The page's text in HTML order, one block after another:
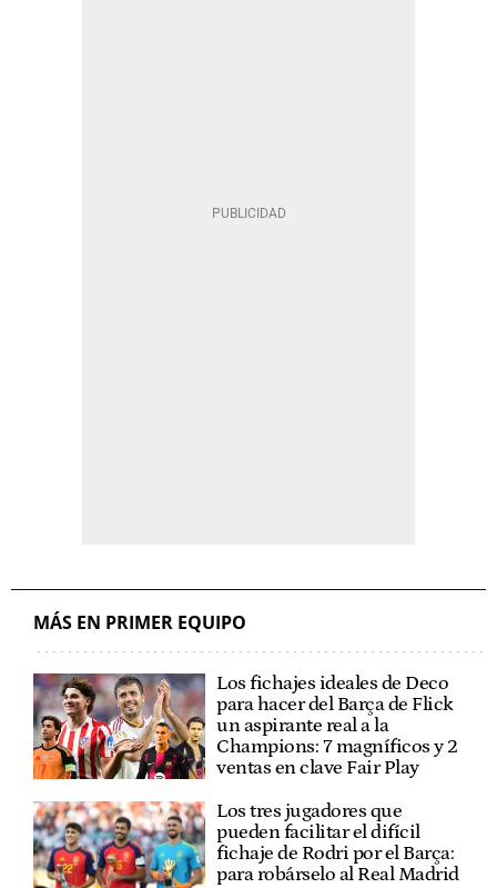
MÁS EN PRIMER EQUIPO
Los fichajes ideales de Deco
para hacer del Barça de Flick
un aspirante real a la
Champions: 7 magníficos y 2
ventas en clave Fair Play
Los tres jugadores que
pueden facilitar el difícil
fichaje de Rodri por el Barça:
para robárselo al Real Madrid